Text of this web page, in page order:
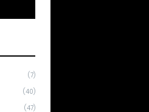
(7)
(40)
(47)